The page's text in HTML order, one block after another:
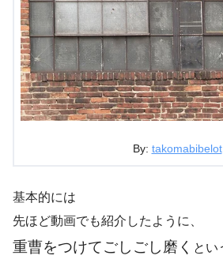
By: takomabibelot
基本的には
先ほど動画でも紹介したように、
重曹をつけてごしごし磨く とい